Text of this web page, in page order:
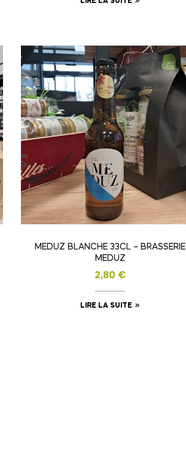
LIRE LA SUITE
MEDUZ BLANCHE 33CL – BRASSERIE
MEDUZ
2,80 €
LIRE LA SUITE